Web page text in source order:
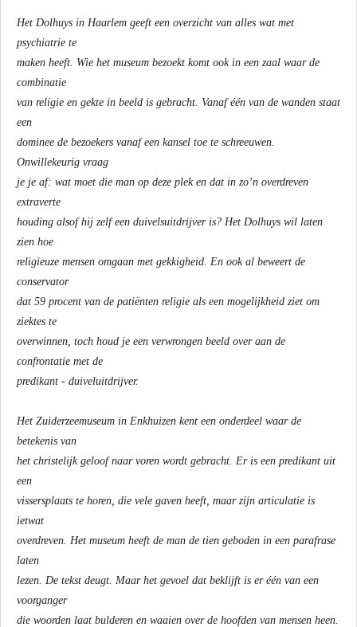
Het Dolhuys in Haarlem geeft een overzicht van alles wat met
psychiatrie te
maken heeft. Wie het museum bezoekt komt ook in een zaal waar de
combinatie
van religie en gekte in beeld is gebracht. Vanaf één van de wanden staat
een
dominee de bezoekers vanaf een kansel toe te schreeuwen.
Onwillekeurig vraag
je je af: wat moet die man op deze plek en dat in zo’n overdreven
extraverte
houding alsof hij zelf een duivelsuitdrijver is? Het Dolhuys wil laten
zien hoe
religieuze mensen omgaan met gekkigheid. En ook al beweert de
conservator
dat 59 procent van de patiënten religie als een mogelijkheid ziet om
ziektes te
overwinnen, toch houd je een verwrongen beeld over aan de
confrontatie met de
predikant - duiveluitdrijver.
Het Zuiderzeemuseum in Enkhuizen kent een onderdeel waar de
betekenis van
het christelijk geloof naar voren wordt gebracht. Er is een predikant uit
een
vissersplaats te horen, die vele gaven heeft, maar zijn articulatie is
ietwat
overdreven. Het museum heeft de man de tien geboden in een parafrase
laten
lezen. De tekst deugt. Maar het gevoel dat beklijft is er één van een
voorganger
die woorden laat bulderen en waaien over de hoofden van mensen heen.